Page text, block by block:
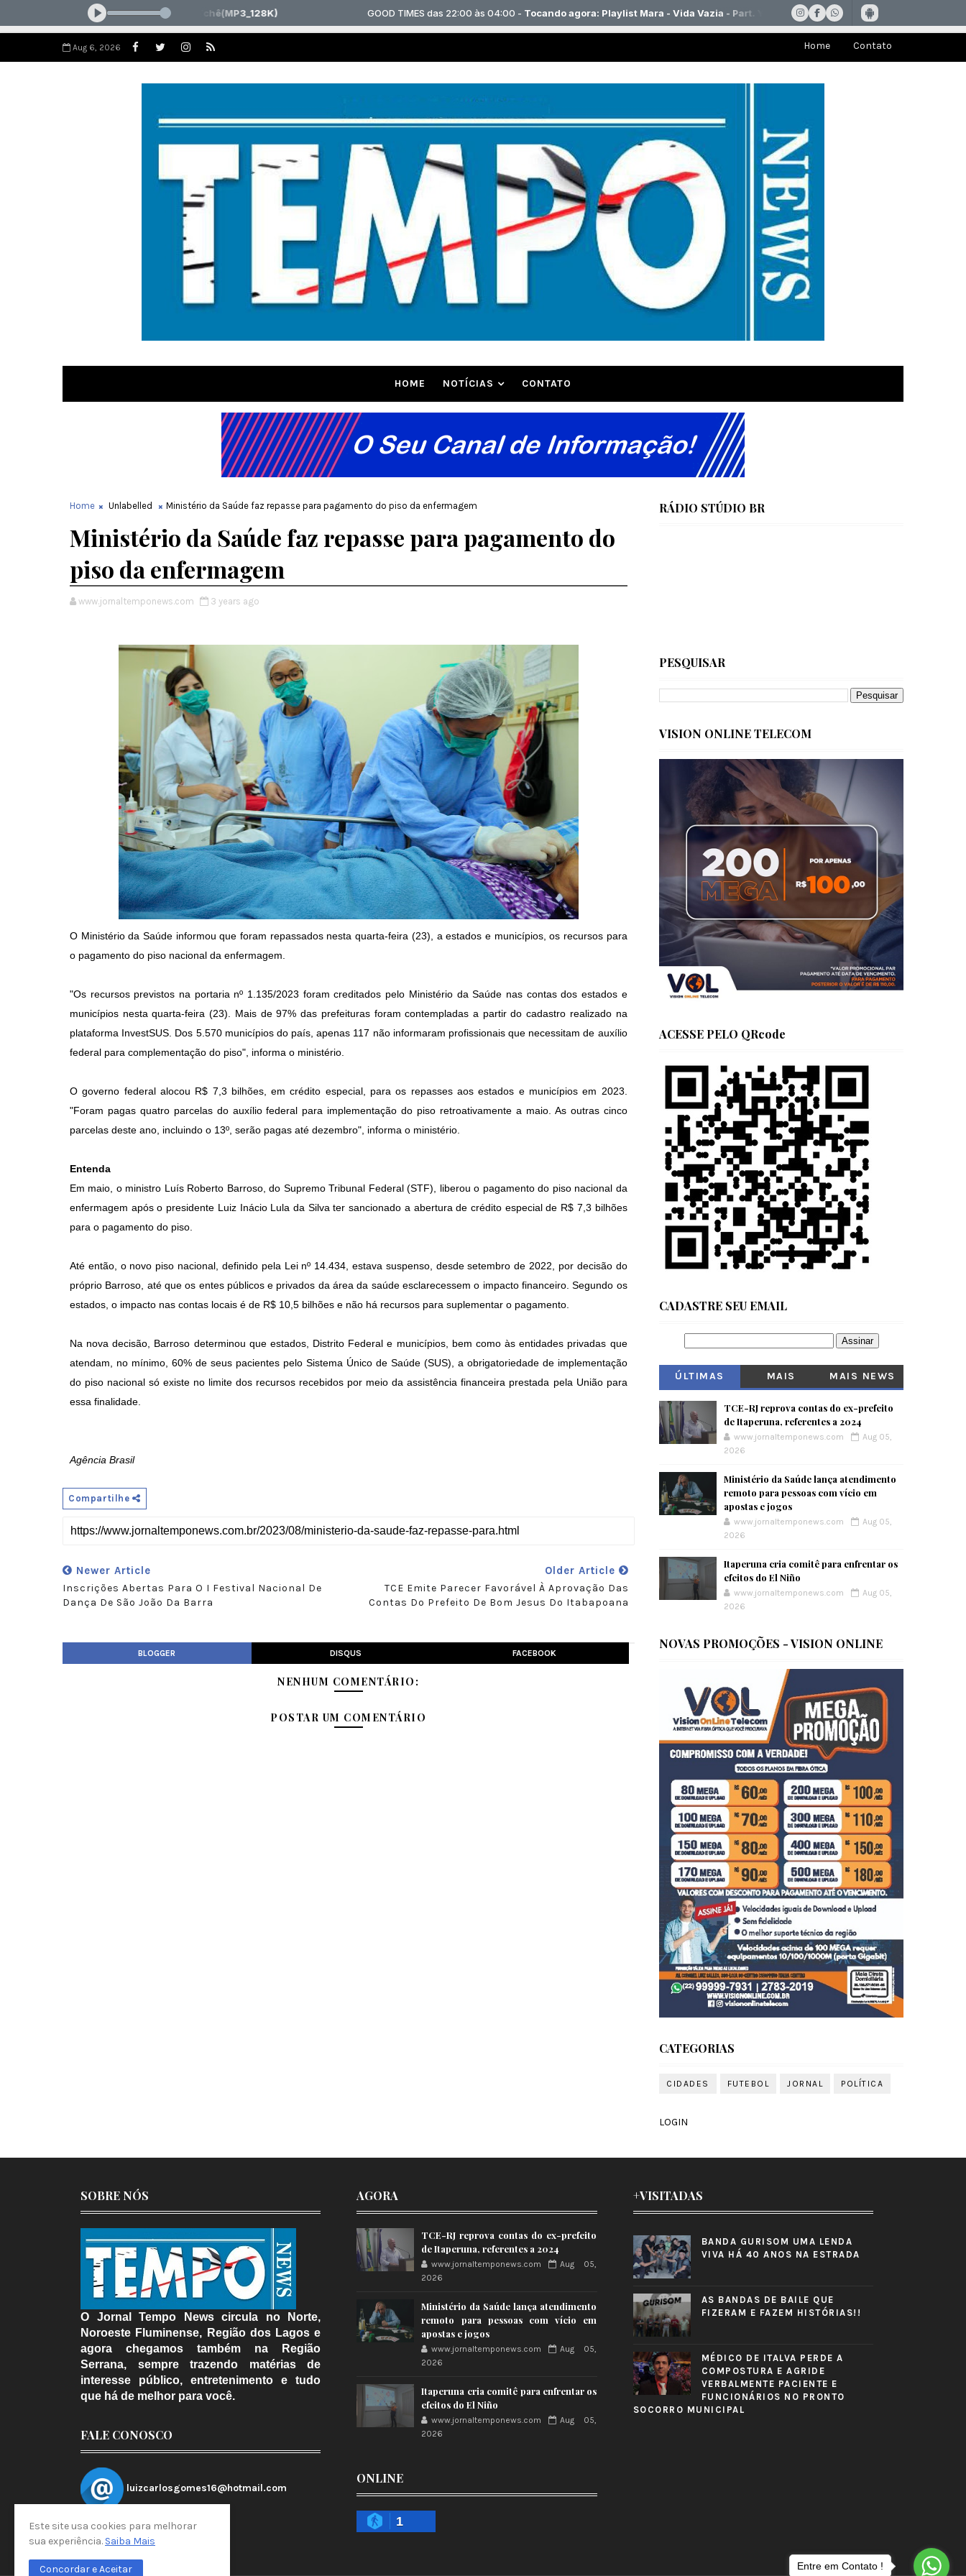
Aug 6, 2026 Home Contato
HOME NOTÍCIAS CONTATO
Home Unlabelled Ministério da Saúde faz repasse para pagamento do piso da enfermagem
Ministério da Saúde faz repasse para pagamento do
piso da enfermagem
www.jornaltemponews.com 3 years ago
O Ministério da Saúde informou que foram repassados nesta quarta-feira (23), a estados e municípios, os recursos para
o pagamento do piso nacional da enfermagem.
"Os recursos previstos na portaria nº 1.135/2023 foram creditados pelo Ministério da Saúde nas contas dos estados e
municípios nesta quarta-feira (23). Mais de 97% das prefeituras foram contempladas a partir do cadastro realizado na
plataforma InvestSUS. Dos 5.570 municípios do país, apenas 117 não informaram profissionais que necessitam de auxílio
federal para complementação do piso", informa o ministério.
O governo federal alocou R$ 7,3 bilhões, em crédito especial, para os repasses aos estados e municípios em 2023.
"Foram pagas quatro parcelas do auxílio federal para implementação do piso retroativamente a maio. As outras cinco
parcelas deste ano, incluindo o 13º, serão pagas até dezembro", informa o ministério.
Entenda
Em maio, o ministro Luís Roberto Barroso, do Supremo Tribunal Federal (STF), liberou o pagamento do piso nacional da
enfermagem após o presidente Luiz Inácio Lula da Silva ter sancionado a abertura de crédito especial de R$ 7,3 bilhões
para o pagamento do piso.
Até então, o novo piso nacional, definido pela Lei nº 14.434, estava suspenso, desde setembro de 2022, por decisão do
próprio Barroso, até que os entes públicos e privados da área da saúde esclarecessem o impacto financeiro. Segundo os
estados, o impacto nas contas locais é de R$ 10,5 bilhões e não há recursos para suplementar o pagamento.
Na nova decisão, Barroso determinou que estados, Distrito Federal e municípios, bem como às entidades privadas que
atendam, no mínimo, 60% de seus pacientes pelo Sistema Único de Saúde (SUS), a obrigatoriedade de implementação
do piso nacional só existe no limite dos recursos recebidos por meio da assistência financeira prestada pela União para
essa finalidade.
Agência Brasil
Compartilhe
Newer Article
Inscrições Abertas Para O I Festival Nacional De
Dança De São João Da Barra
Older Article
TCE Emite Parecer Favorável À Aprovação Das
Contas Do Prefeito De Bom Jesus Do Itabapoana
BLOGGER DISQUS FACEBOOK
NENHUM COMENTÁRIO:
POSTAR UM COMENTÁRIO
RÁDIO STÚDIO BR
PESQUISAR
VISION ONLINE TELECOM
ACESSE PELO QRcode
CADASTRE SEU EMAIL
ÚLTIMAS
MAIS
MAIS NEWS
TCE-RJ reprova contas do ex-prefeito
de Itaperuna, referentes a 2024
www.jornaltemponews.com
Aug 05,
2026
Ministério da Saúde lança atendimento
remoto para pessoas com vício em
apostas e jogos
www.jornaltemponews.com
Aug 05,
2026
Itaperuna cria comitê para enfrentar os
efeitos do El Niño
www.jornaltemponews.com
Aug 05,
2026
NOVAS PROMOÇÕES - VISION ONLINE
CATEGORIAS
CIDADES FUTEBOL JORNAL POLÍTICA
LOGIN
SOBRE NÓS
O Jornal Tempo News circula no Norte,
Noroeste Fluminense, Região dos Lagos e
agora chegamos também na Região
Serrana, sempre trazendo matérias de
interesse público, entretenimento e tudo
que há de melhor para você.
FALE CONOSCO
luizcarlosgomes16@hotmail.com
AGORA
TCE-RJ reprova contas do ex-prefeito
de Itaperuna, referentes a 2024
www.jornaltemponews.com
Aug 05,
2026
Ministério da Saúde lança atendimento
remoto para pessoas com vício em
apostas e jogos
www.jornaltemponews.com
Aug 05,
2026
Itaperuna cria comitê para enfrentar os
efeitos do El Niño
www.jornaltemponews.com
Aug 05,
2026
ONLINE
1
+VISITADAS
BANDA GURISOM UMA LENDA
VIVA HÁ 40 ANOS NA ESTRADA
AS BANDAS DE BAILE QUE
FIZERAM E FAZEM HISTÓRIAS!!
MÉDICO DE ITALVA PERDE A
COMPOSTURA E AGRIDE
VERBALMENTE PACIENTE E
FUNCIONÁRIOS NO PRONTO
SOCORRO MUNICIPAL
Este site usa cookies para melhorar
sua experiência. Saiba Mais
Concordar e Aceitar Entre em Contato !